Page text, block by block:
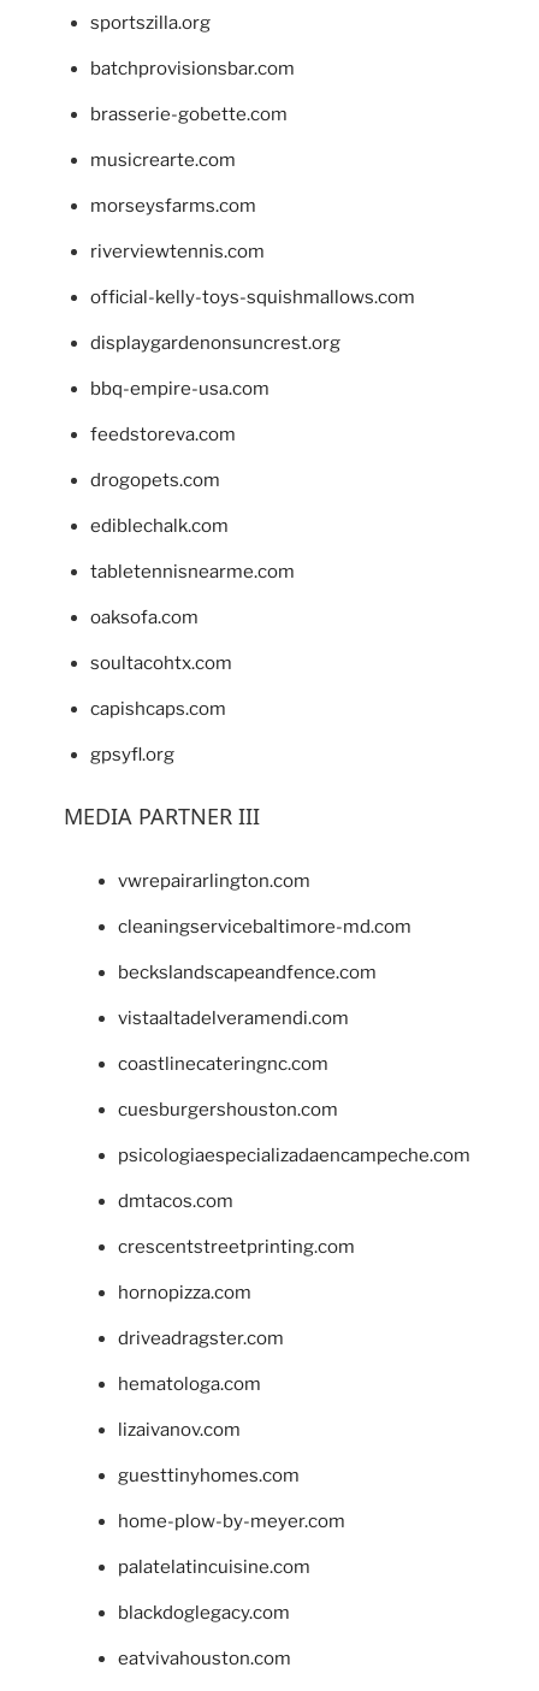
sportszilla.org
batchprovisionsbar.com
brasserie-gobette.com
musicrearte.com
morseysfarms.com
riverviewtennis.com
official-kelly-toys-squishmallows.com
displaygardenonsuncrest.org
bbq-empire-usa.com
feedstoreva.com
drogopets.com
ediblechalk.com
tabletennisnearme.com
oaksofa.com
soultacohtx.com
capishcaps.com
gpsyfl.org
MEDIA PARTNER III
vwrepairarlington.com
cleaningservicebaltimore-md.com
beckslandscapeandfence.com
vistaaltadelveramendi.com
coastlinecateringnc.com
cuesburgershouston.com
psicologiaespecializadaencampeche.com
dmtacos.com
crescentstreetprinting.com
hornopizza.com
driveadragster.com
hematologa.com
lizaivanov.com
guesttinyhomes.com
home-plow-by-meyer.com
palatelatincuisine.com
blackdoglegacy.com
eatvivahouston.com